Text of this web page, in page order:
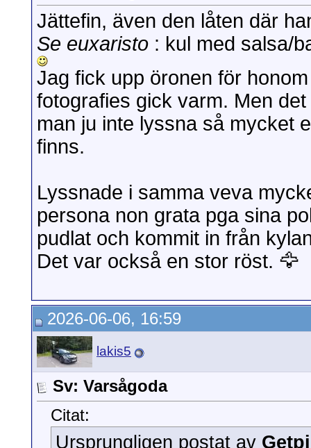
Jättefin, även den låten där
Se euxaristo : kul med salsa/
Jag fick upp öronen för
fotografies gick varm. Men
man ju inte lyssna så mycket
finns.
Lyssnade i samma veva
persona non grata pga sina
pudlat och kommit in från
Det var också en stor röst. 🦅
2026-06-06, 16:59
lakis5
Sv: Varsågoda
Citat:
Ursprungligen postat av